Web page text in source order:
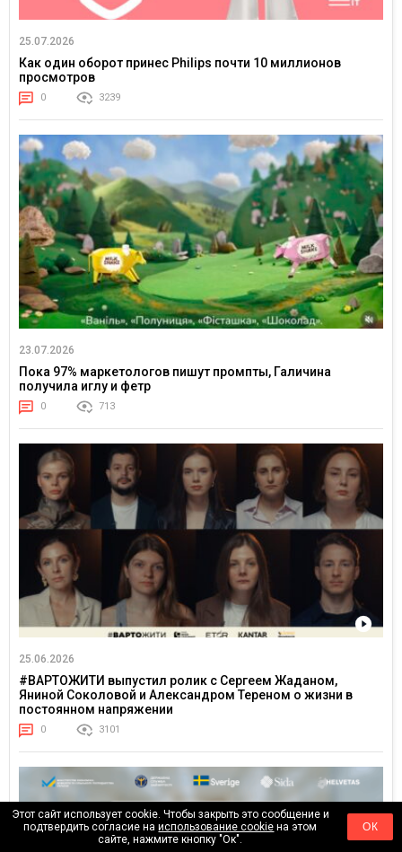
25.07.2026
Как один оборот принес Philips почти 10 миллионов
просмотров
0 3239
23.07.2026
Пока 97% маркетологов пишут промпты, Галичина
получила иглу и фетр
0 713
25.06.2026
#ВАРТОЖИТИ выпустил ролик с Сергеем Жаданом,
Яниной Соколовой и Александром Тереном о жизни в
постоянном напряжении
0 3101
Этот сайт использует cookie. Чтобы закрыть это сообщение и
подтвердить согласие наиспользование cookie на этом
сайте, нажмите кнопку "Ок".
ОК